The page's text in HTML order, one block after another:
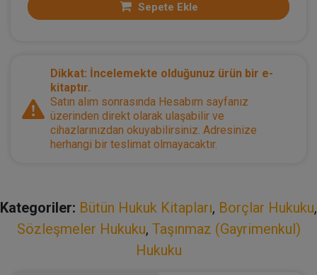
Sepete Ekle
Dikkat: İncelemekte olduğunuz ürün bir e-
kitaptır.
Satın alım sonrasında Hesabım sayfanız
üzerinden direkt olarak ulaşabilir ve
cihazlarınızdan okuyabilirsiniz. Adresinize
herhangi bir teslimat olmayacaktır.
Kategoriler: Bütün Hukuk Kitapları, Borçlar Hukuku,
Sözleşmeler Hukuku, Taşınmaz (Gayrimenkul)
Hukuku